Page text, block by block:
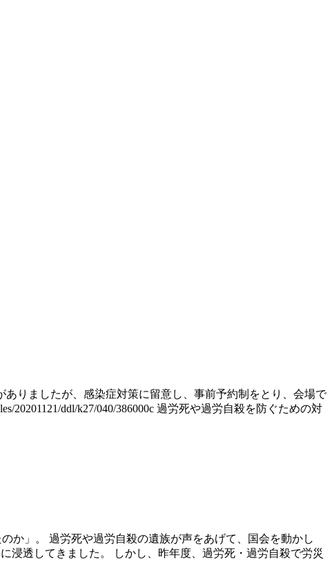
りましたが、感染症対策に留意し、事前予約制をとり、会場で
ddl/k27/040/386000c 過労死や過労自殺を防ぐための対
のか」。 過労死や過労自殺の遺族が声をあげて、国会を動かし
浸透してきました。 しかし、昨年度、過労死・過労自殺で労災